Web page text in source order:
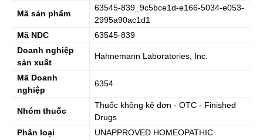
Mã sản phẩm
63545-839_9c5bce1d-e166-5034-e053-
2995a90ac1d1
Mã NDC
63545-839
Doanh nghiệp
sản xuất
Hahnemann Laboratories, Inc.
Mã Doanh
nghiệp
6354
Nhóm thuốc
Thuốc không kê đơn - OTC - Finished
Drugs
Phân loại
UNAPPROVED HOMEOPATHIC